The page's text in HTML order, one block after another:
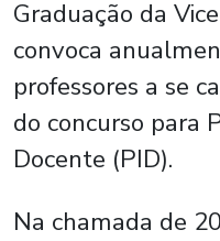
Graduação da
convoca
professores a se
do concurso para
Docente (PID).
Na chamada de